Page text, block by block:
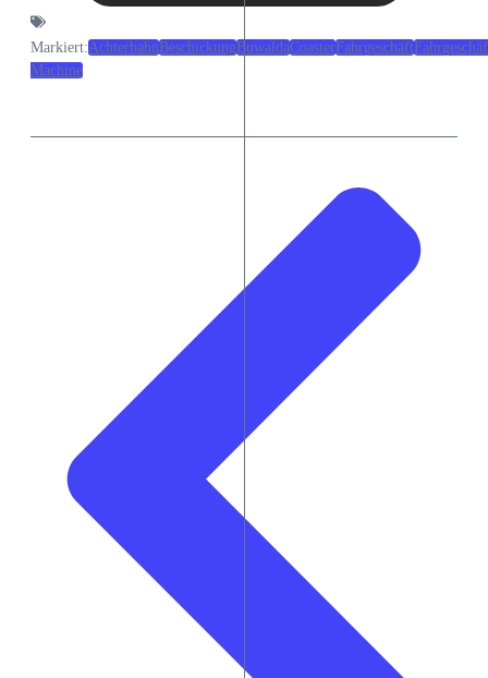
Markiert:AchterbahnBeschickungBuwaldaCoasterFahrgeschäft
Machine